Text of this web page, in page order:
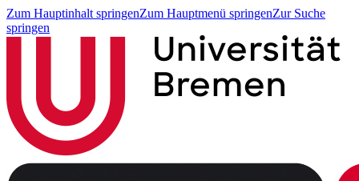
Zum Hauptinhalt springenZum Hauptmenü springenZur Suche
springen